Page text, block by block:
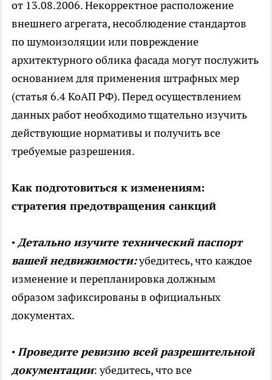
от 13.08.2006. Некорректное расположение
внешнего агрегата, несоблюдение стандартов
по шумоизоляции или повреждение
архитектурного облика фасада могут послужить
основанием для применения штрафных мер
(статья 6.4 КоАП РФ). Перед осуществлением
данных работ необходимо тщательно изучить
действующие нормативы и получить все
требуемые разрешения.
Как подготовиться к изменениям:
стратегия предотвращения санкций
•Детально изучите технический паспорт
вашей недвижимости:убедитесь, что каждое
изменение и перепланировка должным
образом зафиксированы в официальных
документах.
•Проведите ревизию всей разрешительной
документации: убедитесь, что все